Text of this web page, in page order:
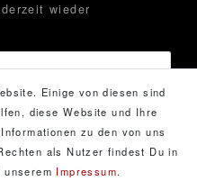
wieder
die
Daten­schutz­erklärung
kann ich jederzeit
Einige von diesen sind
diese Website und Ihre
zu den von uns
als Nutzer findest Du in
unserem Impressum.